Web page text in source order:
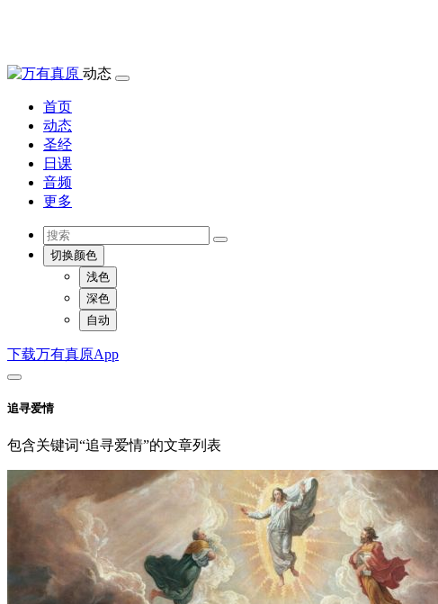
动态
首页
动态
圣经
日课
音频
更多
切换颜色
浅色
深色
自动
下载万有真原App
追寻爱情
包含关键词“追寻爱情”的文章列表